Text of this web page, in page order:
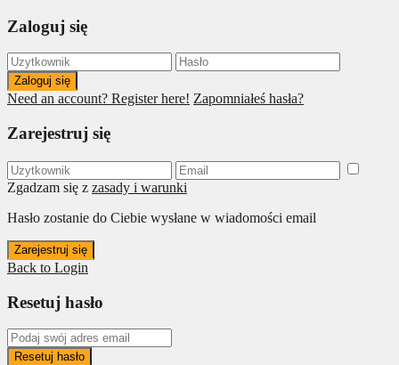
Zaloguj się
Zaloguj się
Need an account? Register here! Zapomniałeś hasła?
Zarejestruj się
Zgadzam się z zasady i warunki
Hasło zostanie do Ciebie wysłane w wiadomości email
Zarejestruj się
Back to Login
Resetuj hasło
Resetuj hasło